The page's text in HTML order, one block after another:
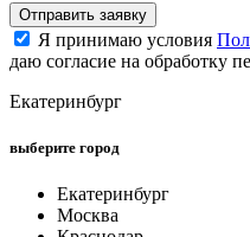
Отправить заявку
Я принимаю условия
даю согласие на обработку
Екатеринбург
выберите город
Екатеринбург
Москва